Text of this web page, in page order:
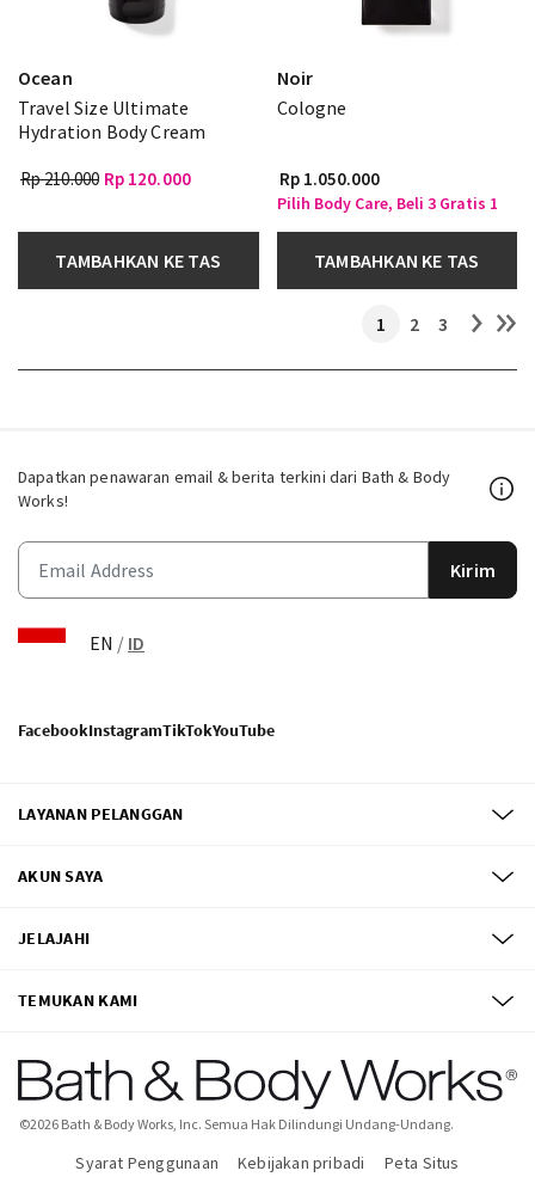
Ocean
Travel Size Ultimate
Hydration Body Cream
Rp 210.000 Rp 120.000
TAMBAHKAN KE TAS
Noir
Cologne
Rp 1.050.000
Pilih Body Care, Beli 3 Gratis 1
TAMBAHKAN KE TAS
1 2 3
Dapatkan penawaran email & berita terkini dari Bath & Body
Works!
Kirim
EN / ID
FacebookInstagramTikTokYouTube
LAYANAN PELANGGAN
AKUN SAYA
JELAJAHI
TEMUKAN KAMI
©2026 Bath & Body Works, Inc. Semua Hak Dilindungi Undang-Undang.
Syarat Penggunaan Kebijakan pribadi Peta Situs